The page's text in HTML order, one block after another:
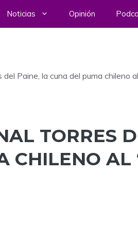
Noticias Opinión
Paine, la cuna del puma chileno
TORRES
CHILENO AL